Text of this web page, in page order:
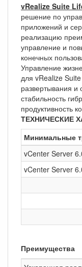
vRealize Suite
решение по
приложений и
реализацию
управление и
конечных
Управление
для vRealize
развертывания и
стабильность
продуктивность
ТЕХНИЧЕСКИЕ
Минимальные
vCenter Server
vCenter Server
Преимущества